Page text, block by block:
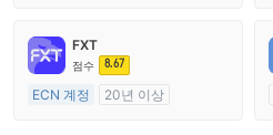
마스터 레이블 MT4
FXT
점수 8.67
ECN 계정
20년 이상